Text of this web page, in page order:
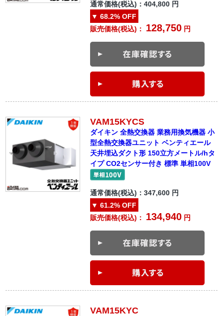
通常価格(税込)：404,800 円
▼ 68.2% OFF
販売価格(税込)： 128,750 円
VAM15KYCS
ダイキン 全熱交換器 業務用換気機器 小
型全熱交換器ユニット ベンティエール
天井埋込ダクト形 150立方メートル/hタ
イプ CO2センサー付き 標準 単相100V
通常価格(税込)：347,600 円
▼ 61.2% OFF
販売価格(税込)： 134,940 円
VAM15KYC